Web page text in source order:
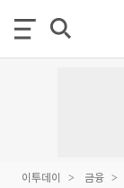
이투데이 금융